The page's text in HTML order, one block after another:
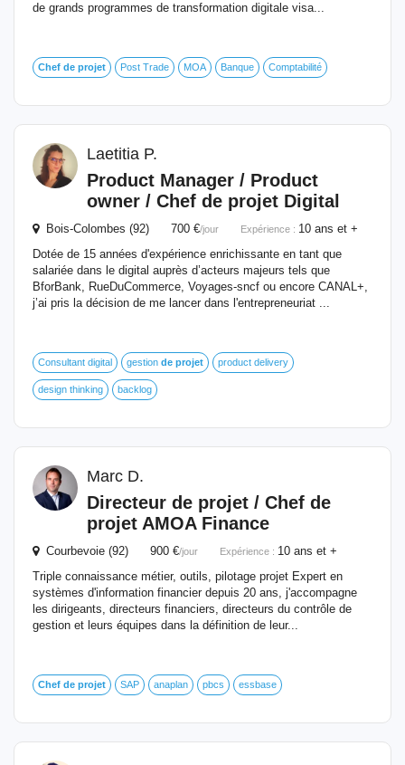
de grands programmes de transformation digitale visa...
Chef de projet Post Trade MOA Banque Comptabilité
Laetitia P.
Product Manager / Product
owner / Chef de projet Digital
Bois-Colombes (92) 700 €/jour Expérience : 10 ans et +
Dotée de 15 années d'expérience enrichissante en tant que
salariée dans le digital auprès d’acteurs majeurs tels que
BforBank, RueDuCommerce, Voyages-sncf ou encore CANAL+,
j’ai pris la décision de me lancer dans l'entrepreneuriat ...
Consultant digital gestion de projet product delivery
design thinking backlog
Marc D.
Directeur de projet / Chef de
projet AMOA Finance
Courbevoie (92) 900 €/jour Expérience : 10 ans et +
Triple connaissance métier, outils, pilotage projet Expert en
systèmes d'information financier depuis 20 ans, j'accompagne
les dirigeants, directeurs financiers, directeurs du contrôle de
gestion et leurs équipes dans la définition de leur...
Chef de projet SAP anaplan pbcs essbase